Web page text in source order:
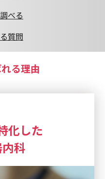
べる
質問
る理由
化した
科